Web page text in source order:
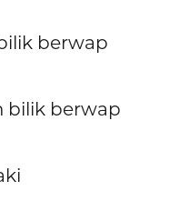
berwap
bilik berwap